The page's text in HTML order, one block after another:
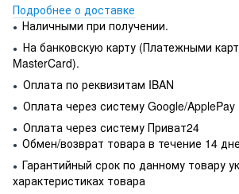
Подробнее о доставке
● Наличными при получении.
● На банковскую карту (Платежными
MasterCard).
● Оплата по реквизитам IBAN
● Оплата через систему Google/ApplePay
● Оплата через систему Приват24
● Обмен/возврат товара в течение 14
● Гарантийный срок по данному товару
характеристиках товара